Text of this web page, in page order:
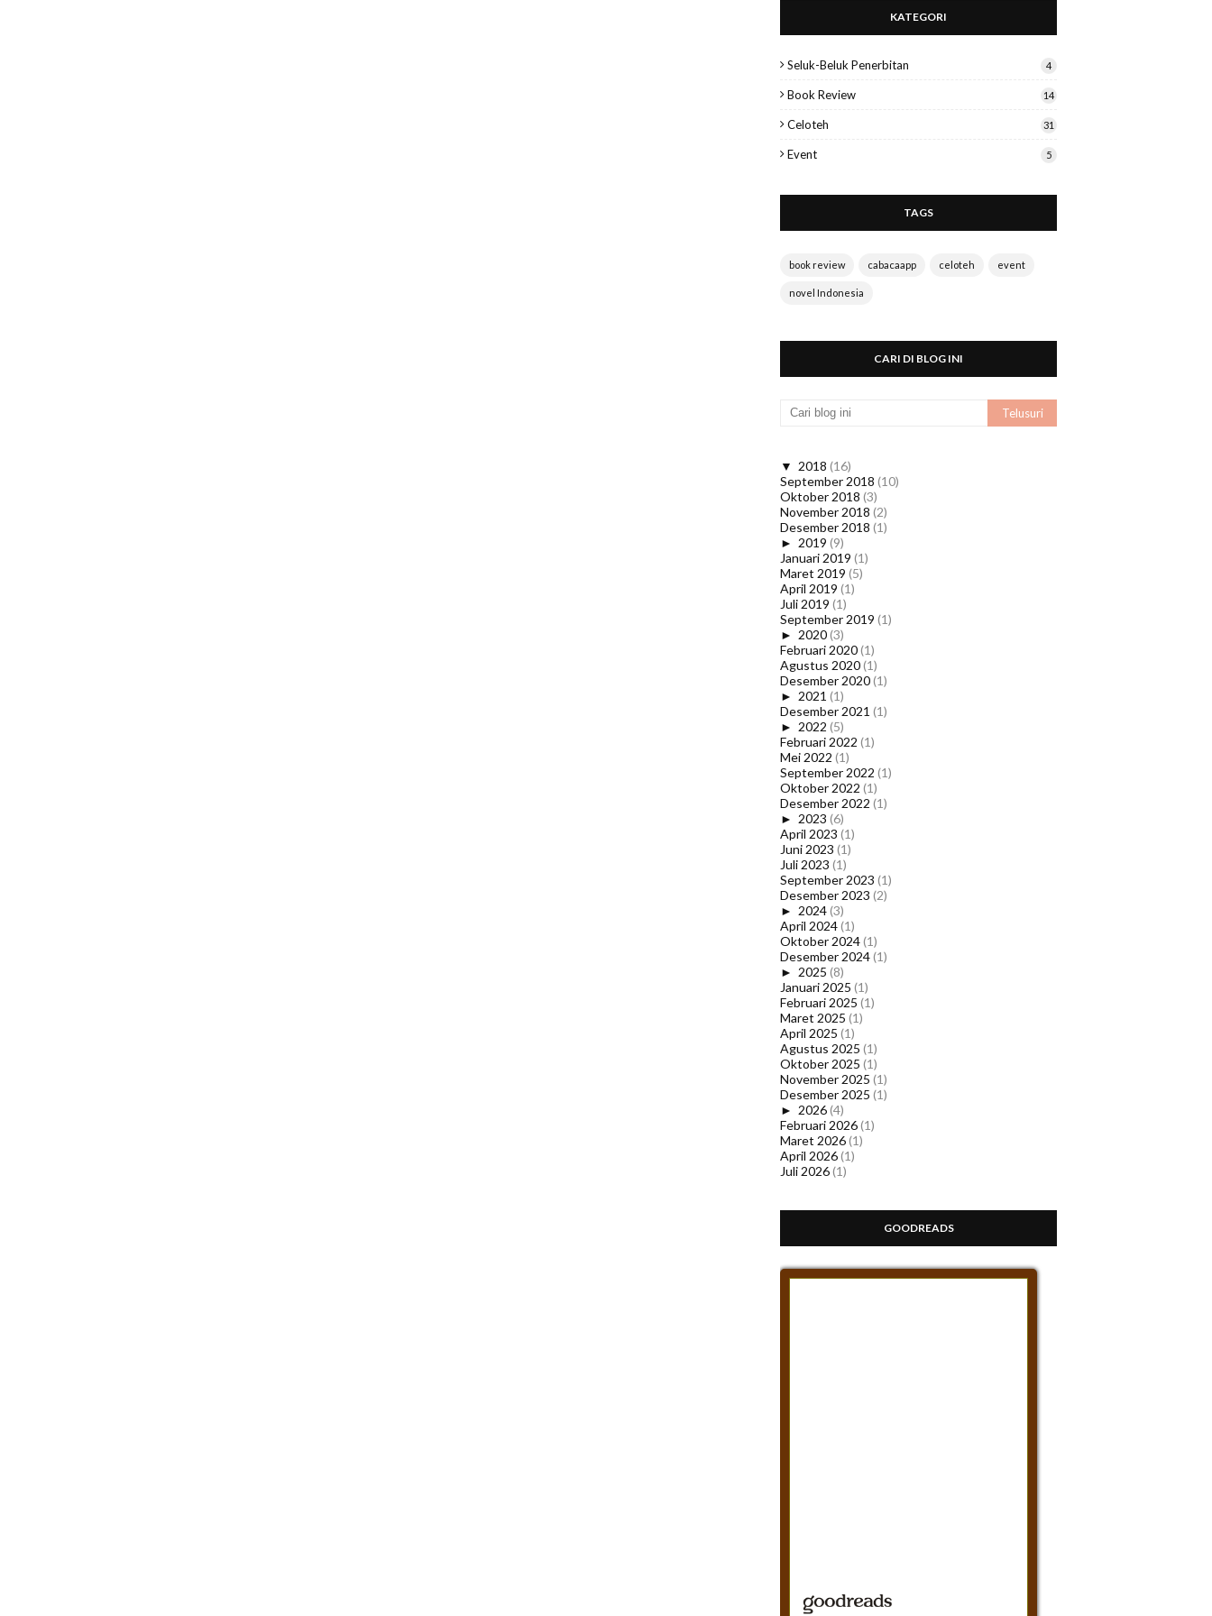
KATEGORI
Seluk-Beluk Penerbitan 4
Book Review 14
Celoteh 31
Event 5
TAGS
book review cabacaapp celoteh event
novel Indonesia
CARI DI BLOG INI
▼ 2018 (16)
September 2018 (10)
Oktober 2018 (3)
November 2018 (2)
Desember 2018 (1)
► 2019 (9)
Januari 2019 (1)
Maret 2019 (5)
April 2019 (1)
Juli 2019 (1)
September 2019 (1)
► 2020(3)
Februari 2020(1)
Agustus 2020(1)
Desember 2020(1)
► 2021 (1)
Desember 2021 (1)
► 2022 (5)
Februari 2022 (1)
Mei 2022 (1)
September 2022 (1)
Oktober 2022 (1)
Desember 2022 (1)
► 2023 (6)
April 2023 (1)
Juni 2023 (1)
Juli 2023 (1)
September 2023 (1)
Desember 2023 (2)
► 2024(3)
April 2024(1)
Oktober 2024(1)
Desember 2024(1)
► 2025 (8)
Januari 2025 (1)
Februari 2025 (1)
Maret 2025 (1)
April 2025 (1)
Agustus 2025 (1)
Oktober 2025 (1)
November 2025 (1)
Desember 2025 (1)
► 2026(4)
Februari 2026(1)
Maret 2026(1)
April 2026(1)
Juli 2026(1)
GOODREADS